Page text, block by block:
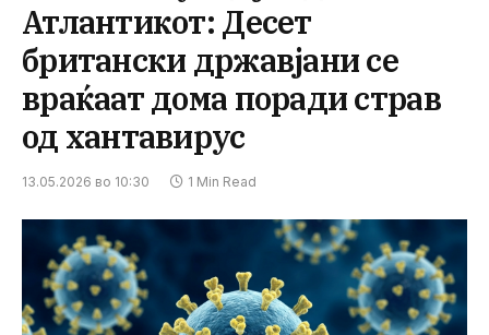
Атлантикот: Десет
британски државјани се
враќаат дома поради страв
од хантавирус
13.05.2026 во 10:30 1 Min Read